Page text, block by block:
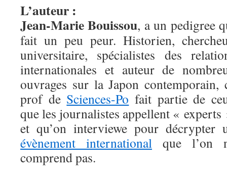
L’auteur :
Jean-Marie Bouissou, a un pedigree
fait un peu peur. Historien,
universitaire, spécialistes des
internationales et auteur de
ouvrages sur la Japon contemporain,
prof de Sciences-Po fait partie de
que les journalistes appellent « experts
et qu’on interviewe pour décrypter
évènement international que l’on
comprend pas.